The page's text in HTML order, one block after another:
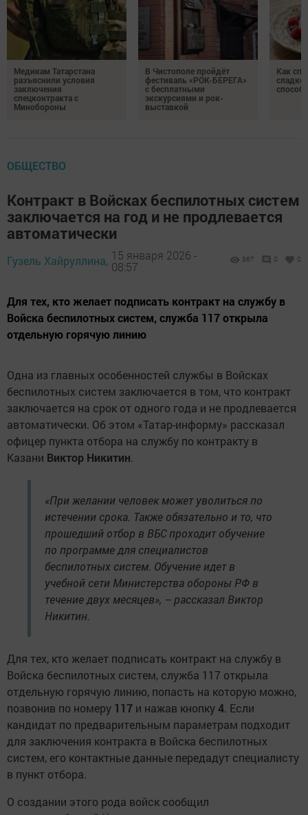
Медикам Татарстана
разъяснили условия
заключения
спецконтракта с
Минобороны
В Чистополе пройдёт
фестиваль «РОК-БЕРЕГА»
с бесплатными
экскурсиями и рок-
выставкой
Как
ОБЩЕСТВО
Контракт в Войсках беспилотных систем
заключается на год и не продлевается
автоматически
Гузель Хайруллина, 15 января 2026 -
08:57
367 0 0
Для тех, кто желает подписать контракт на службу в
Войска беспилотных систем, служба 117 открыла
отдельную горячую линию
Одна из главных особенностей службы в Войсках
беспилотных систем заключается в том, что контракт
заключается на срок от одного года и не продлевается
автоматически. Об этом «Татар-информу» рассказал
офицер пункта отбора на службу по контракту в
Казани Виктор Никитин.
«При желании человек может уволиться по
истечении срока. Также обязательно и то, что
прошедший отбор в ВБС проходит обучение
по программе для специалистов
беспилотных систем. Обучение идет в
учебной сети Министерства обороны РФ в
течение двух месяцев», – рассказал Виктор
Никитин.
Для тех, кто желает подписать контракт на службу в
Войска беспилотных систем, служба 117 открыла
отдельную горячую линию, попасть на которую можно,
позвонив по номеру 117 и нажав кнопку4. Если
кандидат по предварительным параметрам подходит
для заключения контракта в Войска беспилотных
систем, его контактные данные передадут специалисту
в пункт отбора.
О создании этого рода войск сообщил